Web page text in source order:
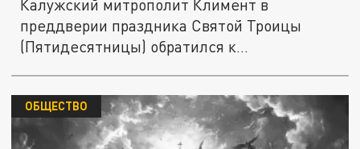
Калужский митрополит Климент в
преддверии праздника Святой Троицы
(Пятидесятницы) обратился к
ОБЩЕСТВО